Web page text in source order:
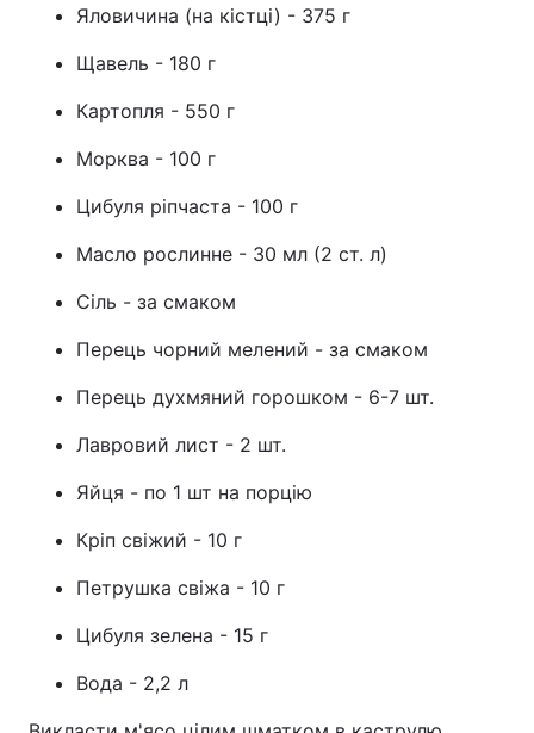
Яловичина (на кістці) - 375 г
Щавель - 180 г
Картопля - 550 г
Морква - 100 г
Цибуля ріпчаста - 100 г
Масло рослинне - 30 мл (2 ст. л)
Сіль - за смаком
Перець чорний мелений - за смаком
Перець духмяний горошком - 6-7 шт.
Лавровий лист - 2 шт.
Яйця - по 1 шт на порцію
Кріп свіжий - 10 г
Петрушка свіжа - 10 г
Цибуля зелена - 15 г
Вода - 2,2 л